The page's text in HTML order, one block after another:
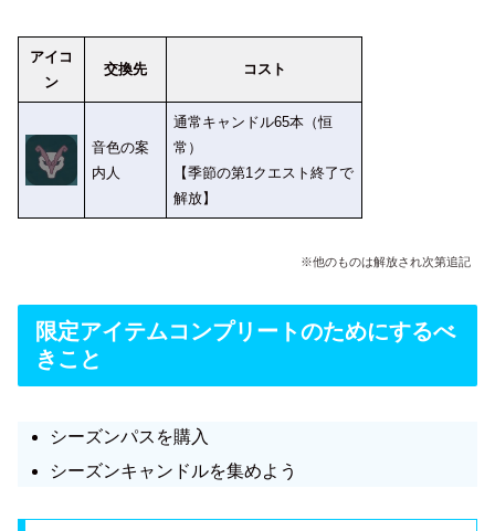
アイコ
ン
交換先 コスト
音色の案
内人
通常キャンドル65本（恒
常）
【季節の第1クエスト終了で
解放】
※他のものは解放され次第追記
限定アイテムコンプリートのためにするべ
きこと
シーズンパスを購入
シーズンキャンドルを集めよう